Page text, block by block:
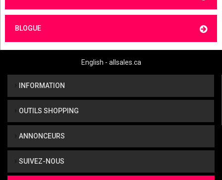
BLOGUE
English - allsales.ca
INFORMATION
OUTILS SHOPPING
ANNONCEURS
SUIVEZ-NOUS